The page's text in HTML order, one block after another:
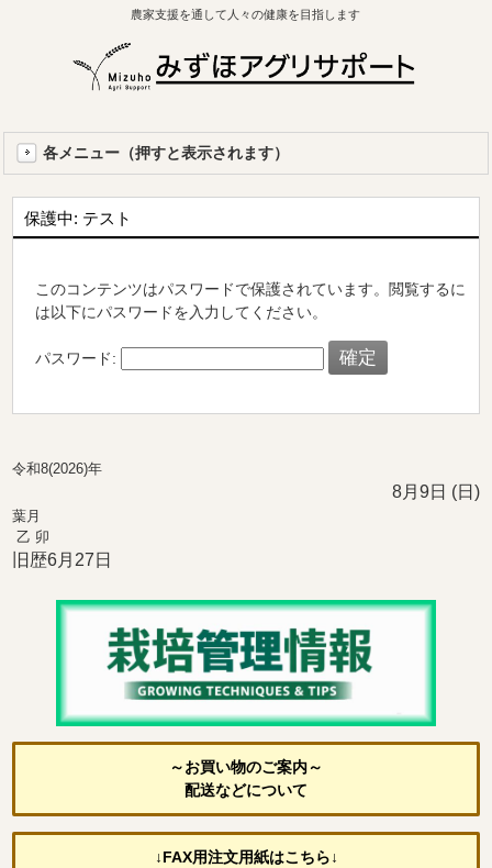
農家支援を通して人々の健康を目指します
各メニュー（押すと表示されます）
保護中: テスト
このコンテンツはパスワードで保護されています。閲覧するに
は以下にパスワードを入力してください。
パスワード:
令和8(2026)年
8月9日 (日)
葉月
乙 卯
旧歴6月27日
～お買い物のご案内～
配送などについて
↓FAX用注文用紙はこちら↓